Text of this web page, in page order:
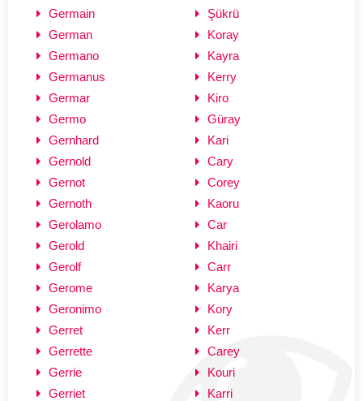
Germain
German
Germano
Germanus
Germar
Germo
Gernhard
Gernold
Gernot
Gernoth
Gerolamo
Gerold
Gerolf
Gerome
Geronimo
Gerret
Gerrette
Gerrie
Gerriet
Şükrü
Koray
Kayra
Kerry
Kiro
Güray
Kari
Cary
Corey
Kaoru
Car
Khairi
Carr
Karya
Kory
Kerr
Carey
Kouri
Karri